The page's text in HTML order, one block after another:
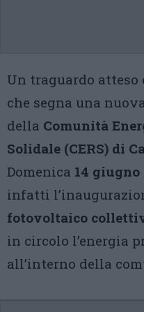
Un traguardo atteso
che segna una
della Comunità
Solidale (CERS) di
Domenica 14 giugno
infatti
fotovoltaico
in circolo l’energia
all’interno della